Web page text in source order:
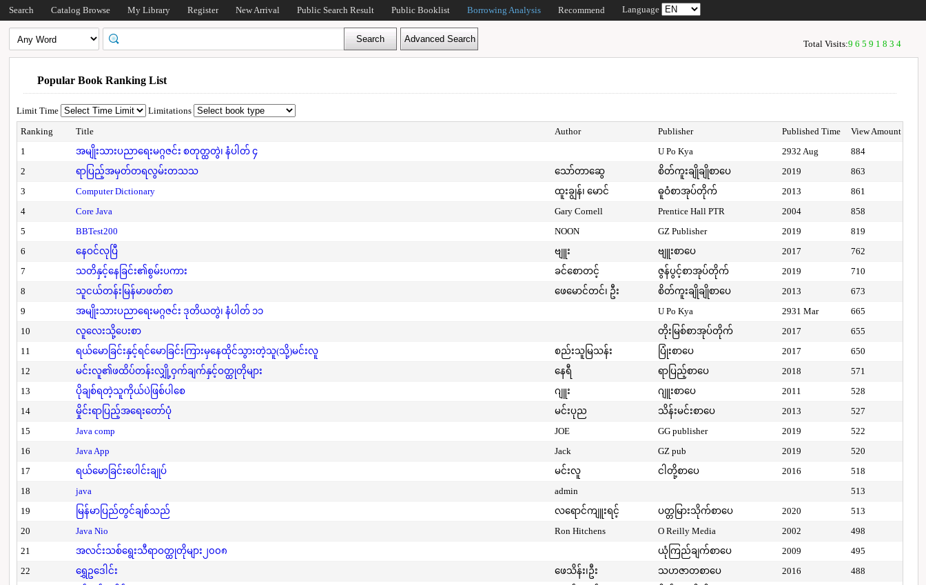
Search Catalog Browse My Library Register New Arrival Public Search Result Public Booklist Borrowing Analysis Recommend Language
Total Visits:96591834
Popular Book Ranking List
Limit Time
Limitations
Ranking
Title Author Publisher Published Time
View Amount
1
အမျိုးသားပညာရေးမဂ္ဂဇင်း စတုတ္ထတွဲ၊ နံပါတ် ၄ U Po Kya 2932 Aug
884
2
ရာပြည့်အမှတ်တရလွမ်းတသသ သော်တာဆွေ စိတ်ကူးချိုချိုစာပေ 2019
863
3
Computer Dictionary ထူးချွန်၊ မောင် ဓူဝံစာအုပ်တိုက် 2013
861
4
Core Java Gary Cornell Prentice Hall PTR 2004
858
5
BBTest200 NOON GZ Publisher 2019
819
6
နေဝင်လုပြီ ဗျူး ဗျူးစာပေ 2017
762
7
သတိနှင့်နေခြင်း၏စွမ်းပကား ခင်စောတင့် ဇွန်ပွင့်စာအုပ်တိုက် 2019
710
8
သူငယ်တန်းမြန်မာဖတ်စာ ဖေမောင်တင်၊ ဦး စိတ်ကူးချိုချိုစာပေ 2013
673
9
အမျိုးသားပညာရေးမဂ္ဂဇင်း ဒုတိယတွဲ၊ နံပါတ် ၁၁ U Po Kya 2931 Mar
665
10
လူလေးသို့ပေးစာ တိုးမြစ်စာအုပ်တိုက် 2017
655
11
ရယ်မောခြင်းနှင့်ရင်မောခြင်းကြားမှနေထိုင်သွားတဲ့သူ(သို့)မင်းလူ စည်းသူမြသန်း ပြုံးစာပေ 2017
650
12
မင်းလူ၏ဖထိပ်တန်းလျှို့ဝှက်ချက်နှင့်ဝတ္ထုတိုများ နေရီ ရာပြည့်စာပေ 2018
571
13
ပိုချစ်ရတဲ့သူကိုယ်ပဲဖြစ်ပါစေ ဂျူး ဂျူးစာပေ 2011
528
14
မှိုင်းရာပြည့်အရေးတော်ပုံ မင်းပုည သိန်းမင်းစာပေ 2013
527
15
Java comp JOE GG publisher 2019
522
16
Java App Jack GZ pub 2019
520
17
ရယ်မောခြင်းပေါင်းချုပ် မင်းလူ ငါတို့စာပေ 2016
518
18
java admin
513
19
မြန်မာပြည်တွင်ချစ်သည် လရောင်ကျူးရင့် ပတ္တမြားသိုက်စာပေ 2020
513
20
Java Nio Ron Hitchens O Reilly Media 2002
498
21
အလင်းသစ်ရွေးသီရာဝတ္ထုတိုများ၂၀၀၈ ယုံကြည်ချက်စာပေ 2009
495
22
ရွှေဥဒေါင်း ဖေသိန်း၊ဦး သဟဇာတစာပေ 2016
488